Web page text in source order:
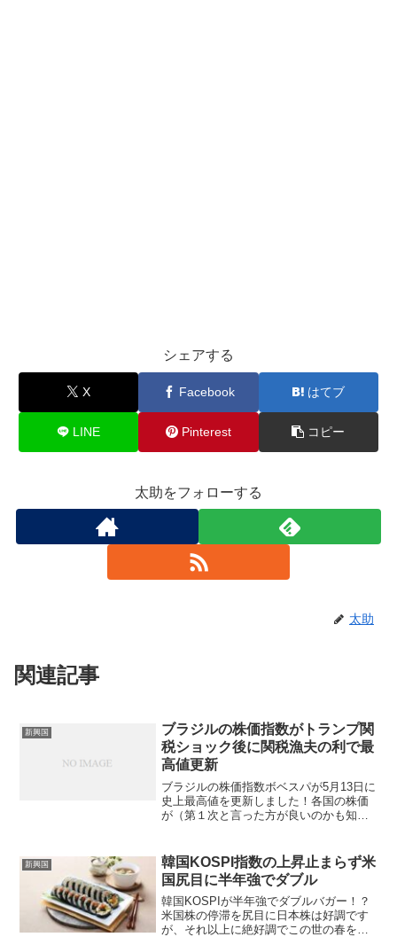
シェアする
X Facebook はてブ
LINE Pinterest コピー
太助をフォローする
太助
関連記事
新興国
ブラジルの株価指数がトランプ関
税ショック後に関税漁夫の利で最
高値更新
ブラジルの株価指数ボベスパが5月13日に
史上最高値を更新しました！各国の株価
が（第１次と言った方が良いのかも知れ
限りゴールドでもないのに最高値を更新
した国はドイツとブラ...
新興国
韓国KOSPI指数の上昇止まらず米
国尻目に半年強でダブル
韓国KOSPIが半年強でダブルバガー！？
米国株の停滞を尻目に日本株は好調です
が、それ以上に絶好調でこの世の春を謳